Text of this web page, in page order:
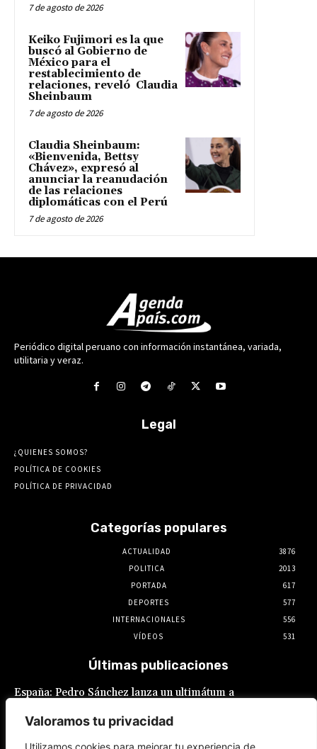
Valoramos tu privacidad
Utilizamos cookies para mejorar tu experiencia de
7 de agosto de 2026
Keiko Fujimori es la que
buscó al Gobierno de
México para el
restablecimiento de
relaciones, reveló Claudia
Sheinbaum
7 de agosto de 2026
Claudia Sheinbaum:
«Bienvenida, Bettsy
Chávez», expresó al
anunciar la reanudación
de las relaciones
diplomáticas con el Perú
7 de agosto de 2026
Periódico digital peruano con información instantánea, variada,
utilitaria y veraz.
Legal
¿QUIENES SOMOS?
POLÍTICA DE COOKIES
POLÍTICA DE PRIVACIDAD
Categorías populares
ACTUALIDAD
3876
POLITICA
2013
PORTADA
617
DEPORTES
577
INTERNACIONALES
556
VÍDEOS
531
Últimas publicaciones
España: Pedro Sánchez lanza un ultimátum a
8 de agosto de 2026